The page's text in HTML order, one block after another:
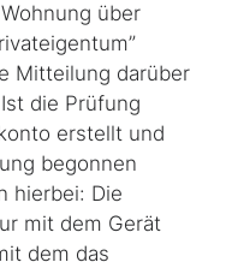
über
Mitteilung darüber
die Prüfung
erstellt und
begonnen
hierbei: Die
mit dem Gerät
dem das